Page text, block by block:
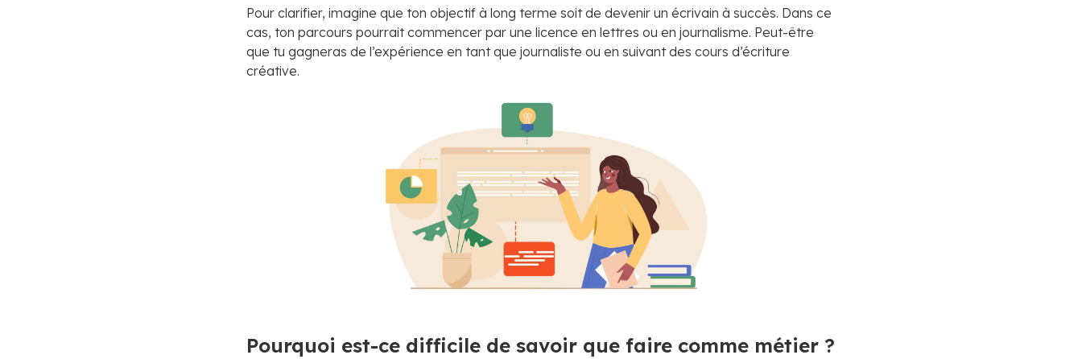
Pour clarifier, imagine que ton objectif à long terme soit de devenir un écrivain à succès. Dans ce
cas, ton parcours pourrait commencer par une licence en lettres ou en journalisme. Peut-être
que tu gagneras de l’expérience en tant que journaliste ou en suivant des cours d’écriture
créative.
Pourquoi est-ce difficile de savoir que faire comme métier ?